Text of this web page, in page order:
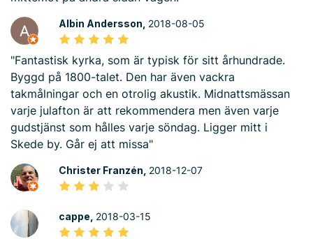
Albin Andersson, 2018-08-05
"Fantastisk kyrka, som är typisk för sitt århundrade.
Byggd på 1800-talet. Den har även vackra
takmålningar och en otrolig akustik. Midnattsmässan
varje julafton är att rekommendera men även varje
gudstjänst som hålles varje söndag. Ligger mitt i
Skede by. Går ej att missa"
Christer Franzén, 2018-12-07
cappe, 2018-03-15